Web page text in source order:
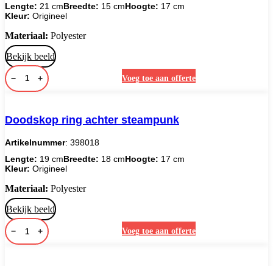
Lengte: 21 cmBreedte: 15 cmHoogte: 17 cm
Kleur: Origineel
Materiaal: Polyester
Bekijk beeld
− + Voeg toe aan offerte
Doodskop ring achter steampunk
Artikelnummer: 398018
Lengte: 19 cmBreedte: 18 cmHoogte: 17 cm
Kleur: Origineel
Materiaal: Polyester
Bekijk beeld
− + Voeg toe aan offerte